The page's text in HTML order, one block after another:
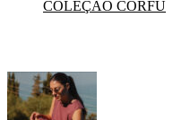
COLEÇÃO CORFU